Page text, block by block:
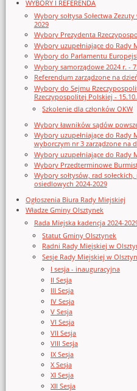
WYBORY I REFERENDA
Wybory sołtysa Sołectwa
2029
Wybory Prezydenta
Wybory uzupełniające do Rady
Wybory do Parlamentu
Wybory samorządowe 2024 r. -
Referendum zarządzone na
Wybory do Sejmu
Rzeczypospolitej Polskiej -
Szkolenie dla członków OKW
Wybory ławników sądów
Wybory uzupełniające do Rady
wyborczym nr 3 zarządzone na
Wybory uzupełniające do Rady
Wybory Przedterminowe
Wybory sołtysów, rad
osiedlowych 2024-2029
Ogłoszenia Biura Rady Miejskiej
Władze Gminy Olsztynek
Rada Miejska kadencja 2024-
Statut Gminy Olsztynek
Radni Rady Miejskiej w
Sesje Rady Miejskiej w
I sesja - inauguracyjna
II Sesja
III Sesja
IV Sesja
V Sesja
VI Sesja
VII Sesja
VIII Sesja
IX Sesja
X Sesja
XI Sesja
XII Sesja